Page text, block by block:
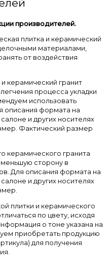
производителей.
плитка и керамический
материалами,
от воздействия
керамический гранит
процесса укладки
использовать
описания формата на
и других носителях
Фактический размер
керамического гранита
меньшую сторону в
Для описания формата на
и других носителях
плитки и керамического
по цвету, исходя
о тоне указана на
приобретать продукцию
для получения